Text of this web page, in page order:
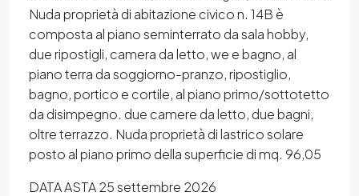
Nuda proprietà di abitazione civico n. 14B è
composta al piano seminterrato da sala hobby,
due ripostigli, camera da letto, we e bagno, al
piano terra da soggiorno-pranzo, ripostiglio,
bagno, portico e cortile, al piano primo/sottotetto
da disimpegno. due camere da letto, due bagni,
oltre terrazzo. Nuda proprietà di lastrico solare
posto al piano primo della superficie di mq. 96,05
DATA ASTA 25 settembre 2026